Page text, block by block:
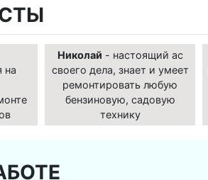
на
Николай - настоящий ас
своего дела, знает и умеет
ремонтировать любую
бензиновую, садовую
технику